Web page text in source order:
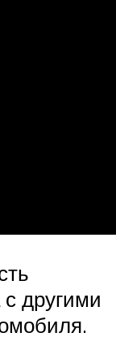
другими